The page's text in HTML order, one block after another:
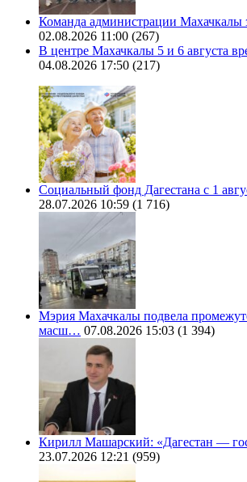
Команда администрации Махачкалы
02.08.2026 11:00 (267)
В центре Махачкалы 5 и 6 августа
04.08.2026 17:50 (217)
Социальный фонд Дагестана с 1
28.07.2026 10:59 (1 716)
Мэрия Махачкалы подвела
масш… 07.08.2026 15:03 (1 394)
Кирилл Машарский: «Дагестан —
23.07.2026 12:21 (959)